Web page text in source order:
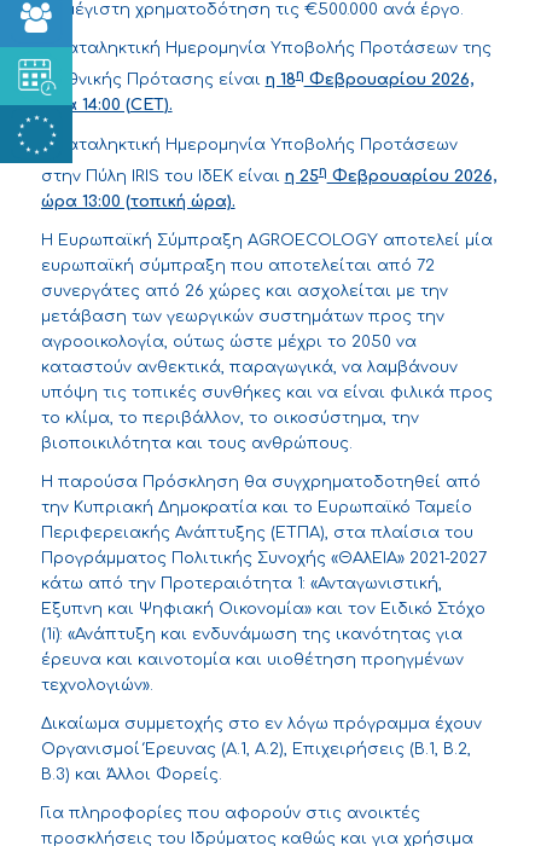
με μέγιστη χρηματοδότηση τις €500.000 ανά έργο.
Η Καταληκτική Ημερομηνία Υποβολής Προτάσεων της
Διεθνικής Πρότασης είναι η 18η Φεβρουαρίου 2026,
ώρα 14:00 (CET).
Η Καταληκτική Ημερομηνία Υποβολής Προτάσεων
στην Πύλη IRIS του ΙδΕΚ είναι η 25η Φεβρουαρίου 2026,
ώρα 13:00 (τοπική ώρα).
Η Ευρωπαϊκή Σύμπραξη AGROECOLOGY αποτελεί μία
ευρωπαϊκή σύμπραξη που αποτελείται από 72
συνεργάτες από 26 χώρες και ασχολείται με την
μετάβαση των γεωργικών συστημάτων προς την
αγροοικολογία, ούτως ώστε μέχρι το 2050 να
καταστούν ανθεκτικά, παραγωγικά, να λαμβάνουν
υπόψη τις τοπικές συνθήκες και να είναι φιλικά προς
το κλίμα, το περιβάλλον, το οικοσύστημα, την
βιοποικιλότητα και τους ανθρώπους.
Η παρούσα Πρόσκληση θα συγχρηματοδοτηθεί από
την Κυπριακή Δημοκρατία και το Ευρωπαϊκό Ταμείο
Περιφερειακής Ανάπτυξης (ΕΤΠΑ), στα πλαίσια του
Προγράμματος Πολιτικής Συνοχής «ΘΑλΕΙΑ» 2021-2027
κάτω από την Προτεραιότητα 1: «Ανταγωνιστική,
Έξυπνη και Ψηφιακή Οικονομία» και τον Ειδικό Στόχο
(1i): «Ανάπτυξη και ενδυνάμωση της ικανότητας για
έρευνα και καινοτομία και υιοθέτηση προηγμένων
τεχνολογιών».
Δικαίωμα συμμετοχής στο εν λόγω πρόγραμμα έχουν
Οργανισμοί Έρευνας (Α.1, Α.2), Επιχειρήσεις (Β.1, Β.2,
Β.3) και Άλλοι Φορείς.
Για πληροφορίες που αφορούν στις ανοικτές
προσκλήσεις του Ιδρύματος καθώς και για χρήσιμα